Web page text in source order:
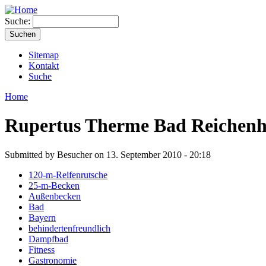
Suche:
Sitemap
Kontakt
Suche
Home
Rupertus Therme Bad
Submitted by Besucher on 13. September 2010 - 20:18
120-m-Reifenrutsche
25-m-Becken
Außenbecken
Bad
Bayern
behindertenfreundlich
Dampfbad
Fitness
Gastronomie